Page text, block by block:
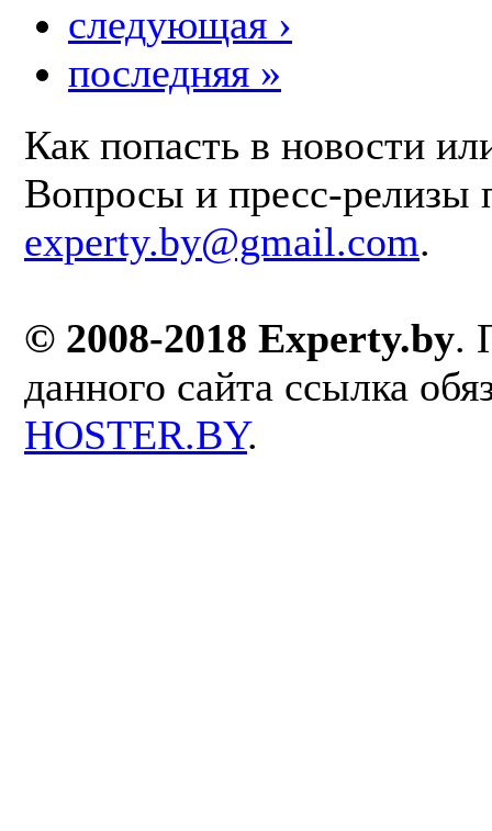
следующая ›
последняя »
Как попасть в новости
Вопросы и пресс-релизы
experty.by@gmail.com.
© 2008-2018 Experty.by.
данного сайта ссылка
HOSTER.BY.